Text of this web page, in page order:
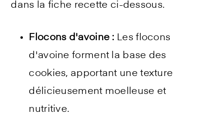
dans la fiche recette ci-dessous.
Flocons d'avoine : Les flocons
d'avoine forment la base des
cookies, apportant une texture
délicieusement moelleuse et
nutritive.